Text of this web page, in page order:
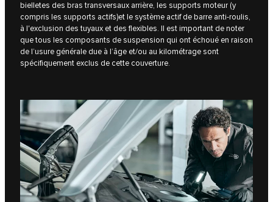
bielletes des bras transversaux arrière, les supports moteur (y
compris les supports actifs)et le système actif de barre anti-roulis,
à l'exclusion des tuyaux et des flexibles. Il est important de noter
que tous les composants de suspension qui ont échoué en raison
de l’usure générale due à l’âge et/ou au kilométrage sont
spécifiquement exclus de cette couverture.